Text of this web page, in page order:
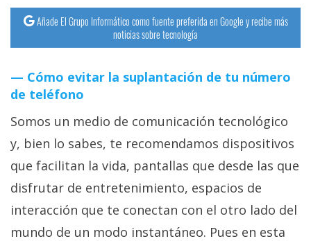
Añade El Grupo Informático como fuente preferida en Google y recibe más
noticias sobre tecnología
Cómo evitar la suplantación de tu número
de teléfono
Somos un medio de comunicación tecnológico
y, bien lo sabes, te recomendamos dispositivos
que facilitan la vida, pantallas que desde las que
disfrutar de entretenimiento, espacios de
interacción que te conectan con el otro lado del
mundo de un modo instantáneo. Pues en esta